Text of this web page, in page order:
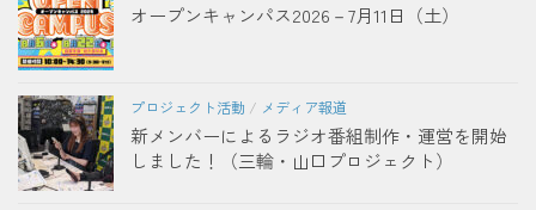
オープンキャンパス2026－7月11日（土）
プロジェクト活動 / メディア報道
新メンバーによるラジオ番組制作・運営を開始
しました！（三輪・山口プロジェクト）